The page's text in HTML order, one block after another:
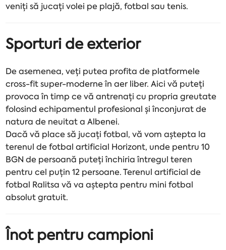
veniți să jucați volei pe plajă, fotbal sau tenis.
Sporturi de exterior
De asemenea, veți putea profita de platformele
cross-fit super-moderne în aer liber. Aici vă puteți
provoca în timp ce vă antrenați cu propria greutate
folosind echipamentul profesional și înconjurat de
natura de neuitat a Albenei.
Dacă vă place să jucați fotbal, vă vom aștepta la
terenul de fotbal artificial Horizont, unde pentru 10
BGN de ​​persoană puteți închiria întregul teren
pentru cel puțin 12 persoane. Terenul artificial de
fotbal Ralitsa vă va aștepta pentru mini fotbal
absolut gratuit.
Înot pentru campioni